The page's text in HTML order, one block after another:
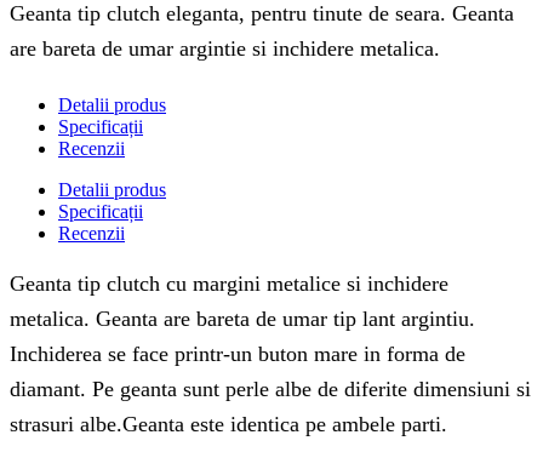
Geanta tip clutch eleganta, pentru tinute de seara. Geanta
are bareta de umar argintie si inchidere metalica.
Detalii produs
Specificații
Recenzii
Detalii produs
Specificații
Recenzii
Geanta tip clutch cu margini metalice si inchidere
metalica. Geanta are bareta de umar tip lant argintiu.
Inchiderea se face printr-un buton mare in forma de
diamant. Pe geanta sunt perle albe de diferite dimensiuni si
strasuri albe.Geanta este identica pe ambele parti.